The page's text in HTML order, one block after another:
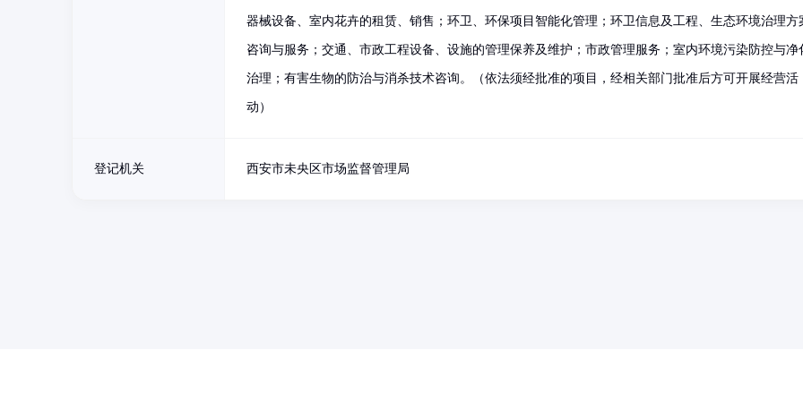
器械设备、室内花卉的租赁、销售；环卫、环保项目智能化管理；环卫信息及工程、生态环境治理方
咨询与服务；交通、市政工程设备、设施的管理保养及维护；市政管理服务；室内环境污染防控与净
治理；有害生物的防治与消杀技术咨询。（依法须经批准的项目，经相关部门批准后方可开展经营活
动）
登记机关 西安市未央区市场监督管理局